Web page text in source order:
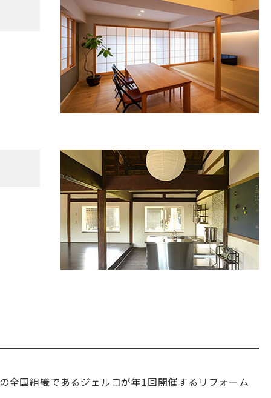
全国組織であるジェルコが年1回開催するリフォーム